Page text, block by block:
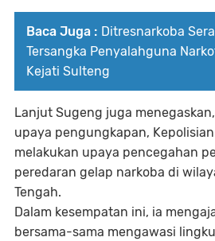
Baca Juga : Ditresnarkoba
Tersangka Penyalahguna
Kejati Sulteng
Lanjut Sugeng juga
upaya pengungkapan,
melakukan upaya pencegahan
peredaran gelap narkoba di
Tengah.
Dalam kesempatan ini, ia
bersama-sama mengawasi